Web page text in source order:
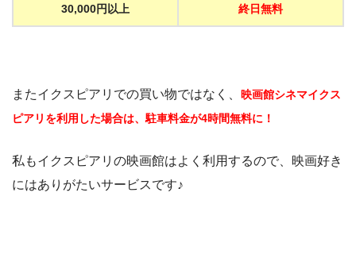
30,000円以上 終日無料
またイクスピアリでの買い物ではなく、 映画館シネマイクス
ピアリを利用した場合は、駐車料金が4時間無料に！
私もイクスピアリの映画館はよく利用するので、映画好き
にはありがたいサービスです♪